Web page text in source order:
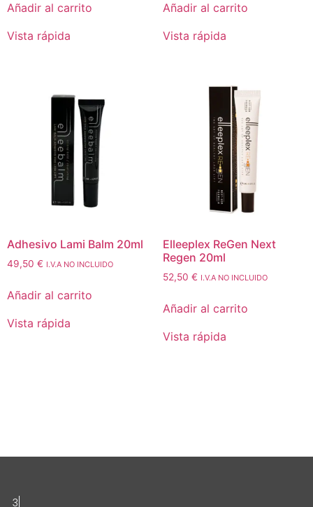
Añadir al carrito
Vista rápida
Añadir al carrito
Vista rápida
Adhesivo Lami Balm 20ml
49,50 € I.V.A NO INCLUIDO
Añadir al carrito
Vista rápida
Elleeplex ReGen Next
Regen 20ml
52,50 € I.V.A NO INCLUIDO
Añadir al carrito
Vista rápida
3